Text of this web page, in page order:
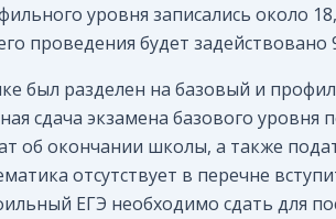
уровня записались около
проведения будет задействовано
был разделен на базовый и
сдача экзамена базового уровня
об окончании школы, а также
отсутствует в перечне
ЕГЭ необходимо сдать для